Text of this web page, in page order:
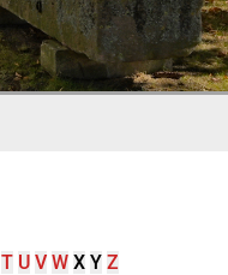
T U V W X Y Z